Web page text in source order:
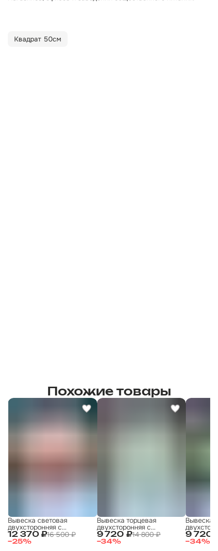
Квадрат 50см
Похожие товары
12 370 ₽16 500 ₽
−25%
Вывеска световая
двухсторонняя с
подсветкой "Шашлык 3"
50х50 см
9 720 ₽14 800 ₽
−34%
Вывеска торцевая
двухсторонняя с
подсветкой 50х50
ХАЛЯЛЬ 50x50 4
9 720
−34%
Вывеска
ХАЛЯЛЬ